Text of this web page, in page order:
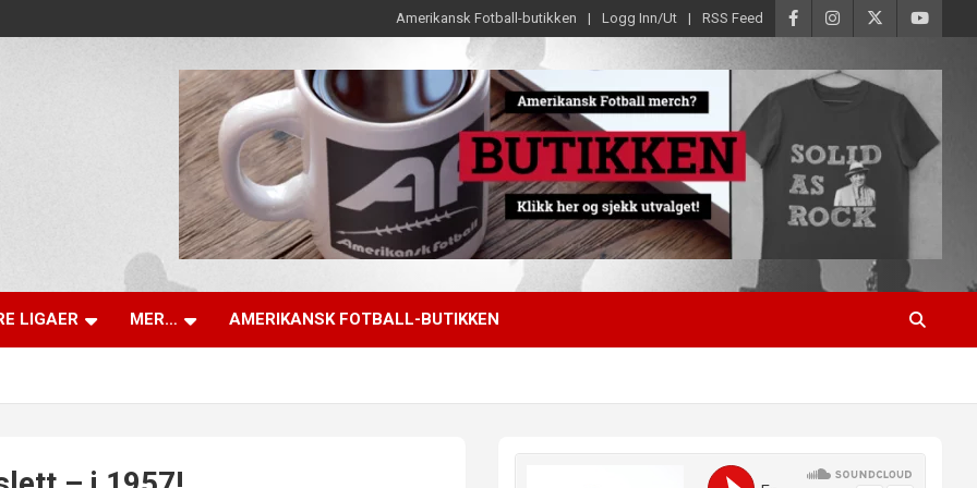
Amerikansk Fotball-butikken Logg Inn/Ut RSS Feed
LIGAER MER… AMERIKANSK FOTBALL-BUTIKKEN